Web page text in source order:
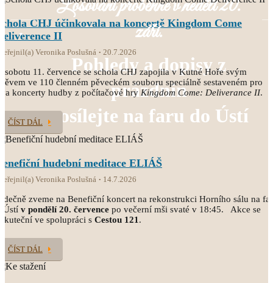
Losování proběhne v neděli 20.
září.
Pohledy a dopisy z
prázdnin
posílejte na faru do Ústí
CHJ účinkovala na koncertě Kingdom Come
II
Veronika Poslušná 20.7.2026
sobotu 11. července se schola CHJ zapojila v Kutné Hoře svým
ve 110 členném pěveckém souboru speciálně sestaveném pro
koncerty hudby z počítačové hry Kingdom Come: Deliverance II.
ČÍST DÁL
hudební meditace ELIÁŠ
Veronika Poslušná 14.7.2026
zveme na Benefiční koncert na rekonstrukci Horního sálu na
Ústí v pondělí 20. července po večerní mši svaté v 18:45. Akce se
ve spolupráci s Cestou 121 .
ČÍST DÁL